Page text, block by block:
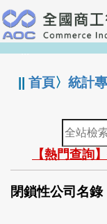
跳
到
主
要
:::
||首頁〉統計
全
站
檢
索
【熱門查詢
閉鎖性公司名錄